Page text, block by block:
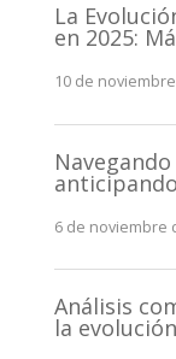
La
en 2025:
10 de
6 de noviembre
Análisis
la